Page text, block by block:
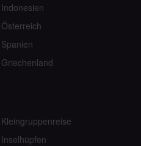
Indonesien
Österreich
Spanien
Griechenland
Kleingruppenreise
Inselhüpfen